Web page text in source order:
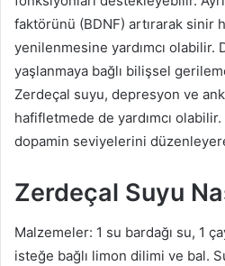
faktörünü (BDNF) artırarak sinir
yenilenmesine yardımcı olabilir.
yaşlanmaya bağlı bilişsel
Zerdeçal suyu, depresyon ve
hafifletmede de yardımcı
dopamin seviyelerini
Zerdeçal Suyu
Malzemeler: 1 su bardağı su, 1
isteğe bağlı limon dilimi ve bal.